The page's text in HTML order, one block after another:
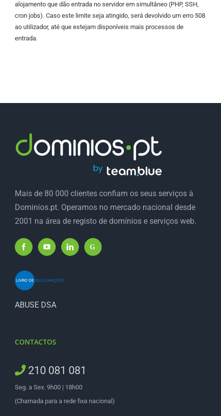
alojamento que dão entrada no servidor em simultâneo (PHP, SSH,
cron jobs). Caso este limite seja atingido, será devolvido um erro 508
ao utilizador, até que estejam disponíveis mais processos de
entrada.
Mais de 80 000 clientes confiam os seus serviços à
Dominios.pt. Operamos no mercado nacional desde
2001 na área de registo de domínios e serviços web.
ABUSE DSA
CONTACTOS
210 081 081
Seg. a Sex. 9h00 | 18h00
(Chamada para a rede fixa nacional)